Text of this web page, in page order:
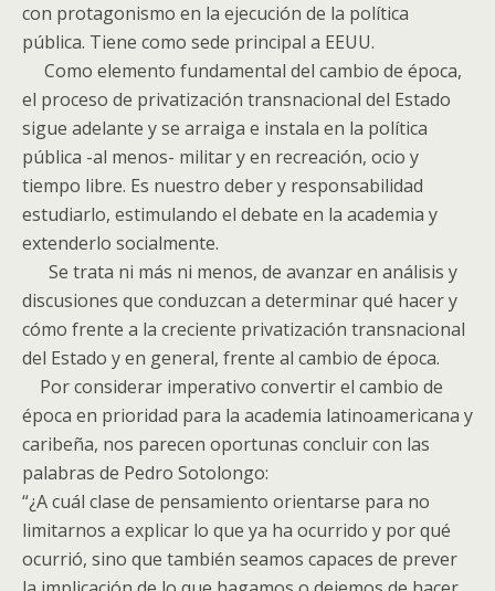
con protagonismo en la ejecución de la política
pública. Tiene como sede principal a EEUU.
Como elemento fundamental del cambio de época,
el proceso de privatización transnacional del Estado
sigue adelante y se arraiga e instala en la política
pública -al menos- militar y en recreación, ocio y
tiempo libre. Es nuestro deber y responsabilidad
estudiarlo, estimulando el debate en la academia y
extenderlo socialmente.
Se trata ni más ni menos, de avanzar en análisis y
discusiones que conduzcan a determinar qué hacer y
cómo frente a la creciente privatización transnacional
del Estado y en general, frente al cambio de época.
Por considerar imperativo convertir el cambio de
época en prioridad para la academia latinoamericana y
caribeña, nos parecen oportunas concluir con las
palabras de Pedro Sotolongo:
“¿A cuál clase de pensamiento orientarse para no
limitarnos a explicar lo que ya ha ocurrido y por qué
ocurrió, sino que también seamos capaces de prever